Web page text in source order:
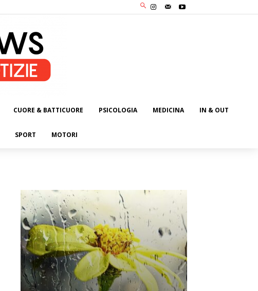
CUORE & BATTICUORE PSICOLOGIA MEDICINA IN & OUT
SPORT MOTORI